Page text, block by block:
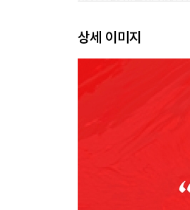
에필로그
상세 이미지